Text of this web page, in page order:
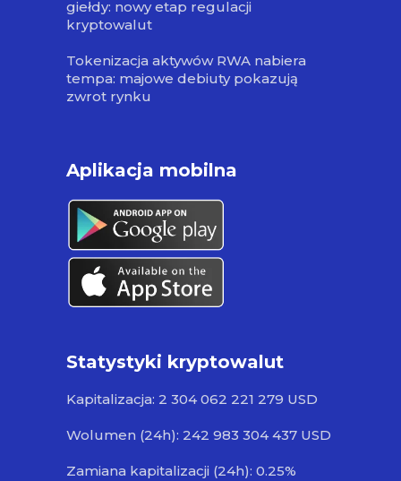
giełdy: nowy etap regulacji
kryptowalut
Tokenizacja aktywów RWA nabiera
tempa: majowe debiuty pokazują
zwrot rynku
Aplikacja mobilna
Statystyki kryptowalut
Kapitalizacja: 2 304 062 221 279 USD
Wolumen (24h): 242 983 304 437 USD
Zamiana kapitalizacji (24h): 0.25%